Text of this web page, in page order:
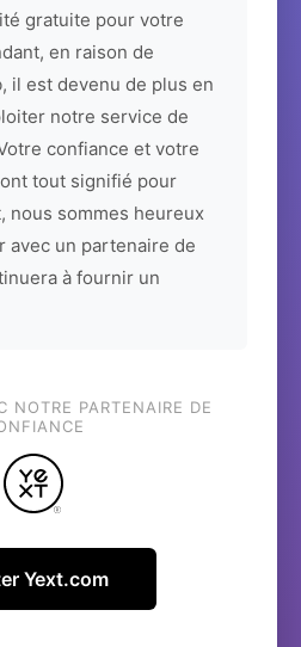
gratuite pour votre
en raison de
il est devenu de plus en
notre service de
confiance et votre
tout signifié pour
nous sommes heureux
avec un partenaire de
à fournir un
NOTRE PARTENAIRE DE
Yext.com